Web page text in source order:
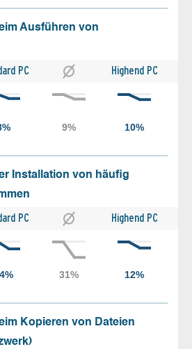
Ausführen von
PC Highend PC
Installation von häufig
PC Highend PC
Kopieren von Dateien